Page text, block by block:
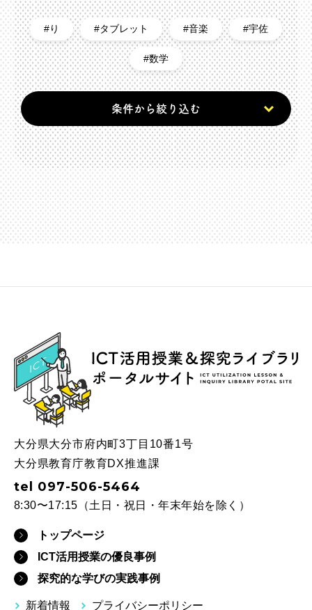
り タブレット 音楽 宇佐
数学
条件から絞り込む
ICT
大分県大分市府内町3丁目10番1号
大分県教育庁教育DX推進課
tel 097-506-5464
8:30〜17:15（土日・祝日・年末年始を除く）
トップページ
ICT活用授業の優良事例
探究的な学びの実践事例
新着情報 プライバシーポリシー